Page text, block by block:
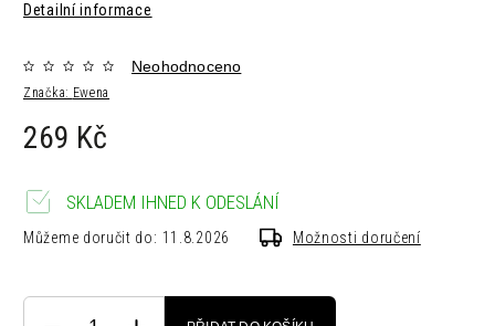
Detailní informace
Značka: Ewena
Neohodnoceno
269 Kč
SKLADEM IHNED K ODESLÁNÍ
Můžeme doručit do: 11.8.2026 Možnosti doručení